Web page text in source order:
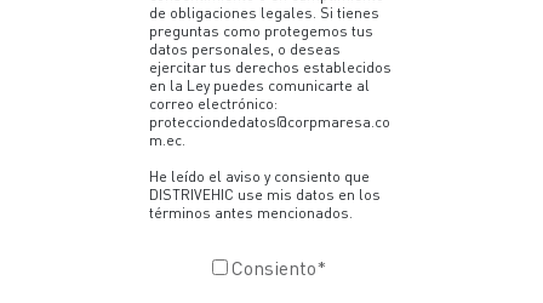
de obligaciones legales. Si tienes
preguntas como protegemos tus
datos personales, o deseas
ejercitar tus derechos establecidos
en la Ley puedes comunicarte al
correo electrónico:
protecciondedatos@corpmaresa.co
m.ec.
He leído el aviso y consiento que
DISTRIVEHIC use mis datos en los
términos antes mencionados.
Consiento*